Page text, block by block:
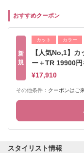
おすすめクーポン
新
規
カット カラー
【人気No,1】
ー＋TR 19900
¥17,910
その他条件： クーポンはご
スタイリスト情報